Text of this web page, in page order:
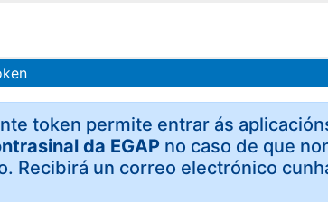
token permite entrar ás
da EGAP no caso de que
Recibirá un correo electrónico